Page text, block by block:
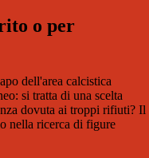
o per
dell'area calcistica
si tratta di una scelta
dovuta ai troppi rifiuti? Il
nella ricerca di figure